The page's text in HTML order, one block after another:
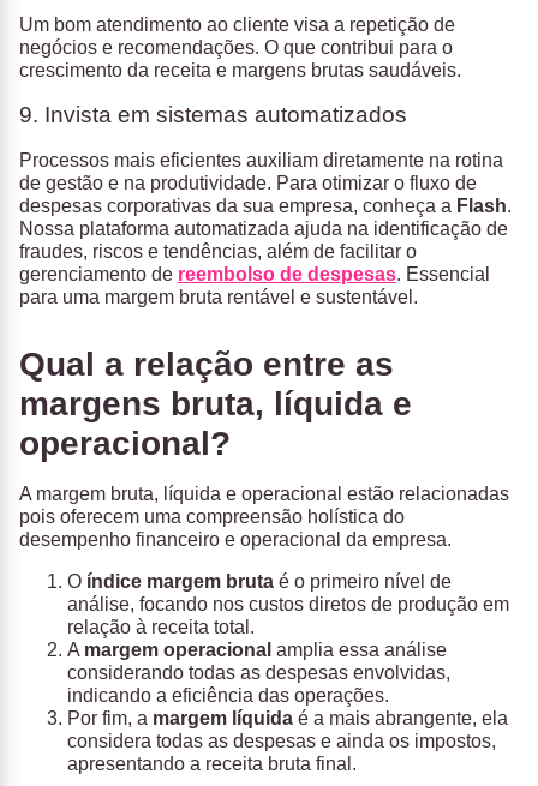
Um bom atendimento ao cliente visa a repetição de
negócios e recomendações. O que contribui para o
crescimento da receita e margens brutas saudáveis.
9. Invista em sistemas automatizados
Processos mais eficientes auxiliam diretamente na rotina
de gestão e na produtividade. Para otimizar o fluxo de
despesas corporativas da sua empresa, conheça a Flash.
Nossa plataforma automatizada ajuda na identificação de
fraudes, riscos e tendências, além de facilitar o
gerenciamento de reembolso de despesas. Essencial
para uma margem bruta rentável e sustentável.
Qual a relação entre as
margens bruta, líquida e
operacional?
A margem bruta, líquida e operacional estão relacionadas
pois oferecem uma compreensão holística do
desempenho financeiro e operacional da empresa.
O índice margem bruta é o primeiro nível de
análise, focando nos custos diretos de produção em
relação à receita total.
A margem operacional amplia essa análise
considerando todas as despesas envolvidas,
indicando a eficiência das operações.
Por fim, a margem líquida é a mais abrangente, ela
considera todas as despesas e ainda os impostos,
apresentando a receita bruta final.